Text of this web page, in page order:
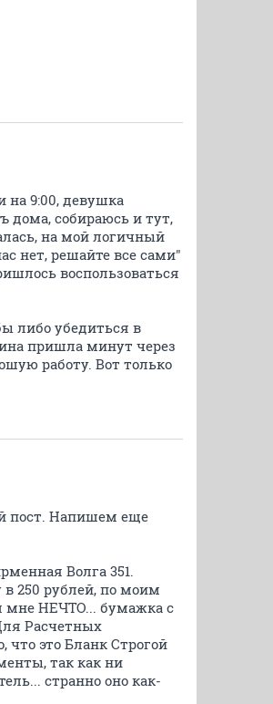
на 9:00, девушка
дома, собираюсь и тут,
на мой логичный
нет, решайте все сами"
воспользоваться
либо убедиться в
пришла минут через
работу. Вот только
пост. Напишем еще
Волга 351.
250 рублей, по моим
мне НЕЧТО... бумажка с
Расчетных
это Бланк Строгой
так как ни
странно оно как-